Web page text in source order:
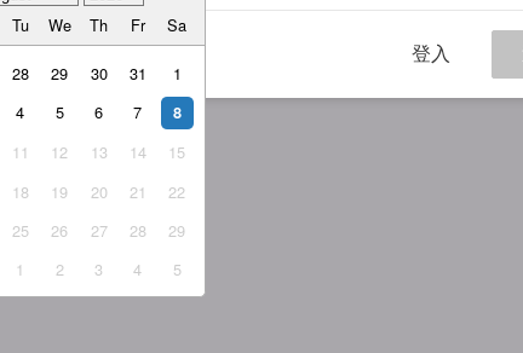
Tu We Th Fr Sa
28 29 30 31
1
4 5 6 7 8
11 12 13 14
15
18 19 20 21
22
25 26 27 28
29
1 2 3 4 5
登入